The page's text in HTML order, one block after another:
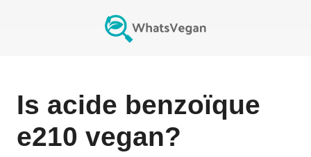
Is acide benzoïque
e210 vegan?